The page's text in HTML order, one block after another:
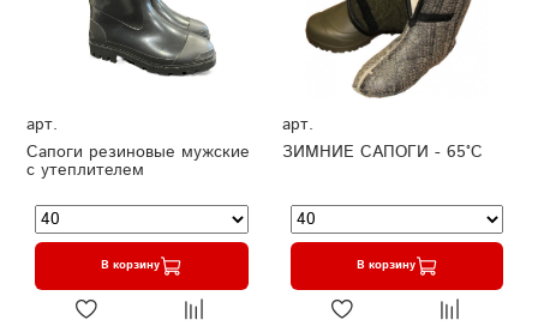
арт.
Сапоги резиновые мужские
с утеплителем
В корзину
арт.
ЗИМНИЕ САПОГИ - 65°C
В корзину